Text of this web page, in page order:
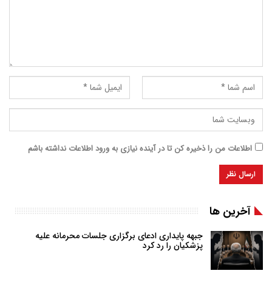
اطلاعات من را ذخیره کن تا در آینده نیازی به ورود اطلاعات نداشته باشم
آخرین ها
جبهه پایداری ادعای برگزاری جلسات محرمانه علیه
پزشکیان را رد کرد